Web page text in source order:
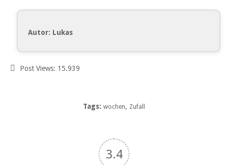
Autor: Lukas
Post Views: 15.939
Tags: wochen, Zufall
3.4